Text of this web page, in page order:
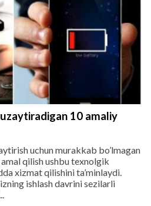
10 amaliy
uchun murakkab bo’lmagan
qilish ushbu texnolgik
xizmat qilishini ta’minlaydi.
ishlash davrini sezilarli